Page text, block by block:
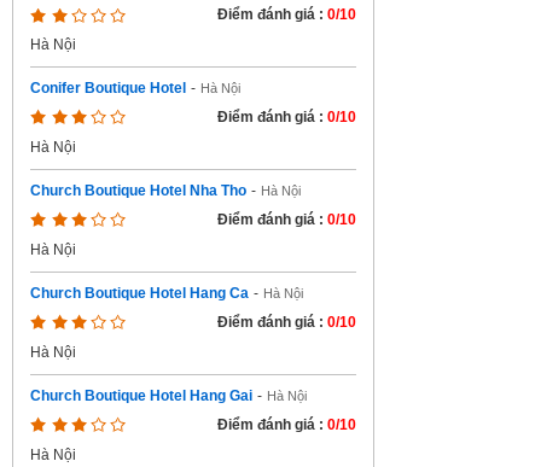
Điểm đánh giá : 0/10
Hà Nội
Conifer Boutique Hotel - Hà Nội
Điểm đánh giá : 0/10
Hà Nội
Church Boutique Hotel Nha Tho - Hà Nội
Điểm đánh giá : 0/10
Hà Nội
Church Boutique Hotel Hang Ca - Hà Nội
Điểm đánh giá : 0/10
Hà Nội
Church Boutique Hotel Hang Gai - Hà Nội
Điểm đánh giá : 0/10
Hà Nội